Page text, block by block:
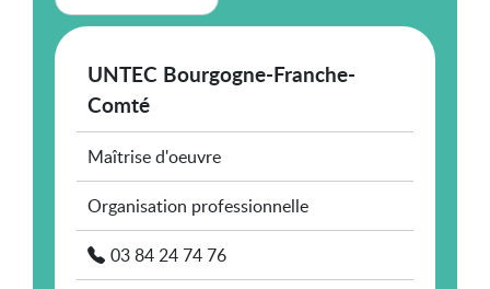
UNTEC Bourgogne-Franche-
Comté
Maîtrise d'oeuvre
Organisation professionnelle
03 84 24 74 76